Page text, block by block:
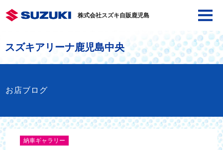
株式会社スズキ自販鹿児島
スズキアリーナ鹿児島中央
お店ブログ
納車ギャラリー